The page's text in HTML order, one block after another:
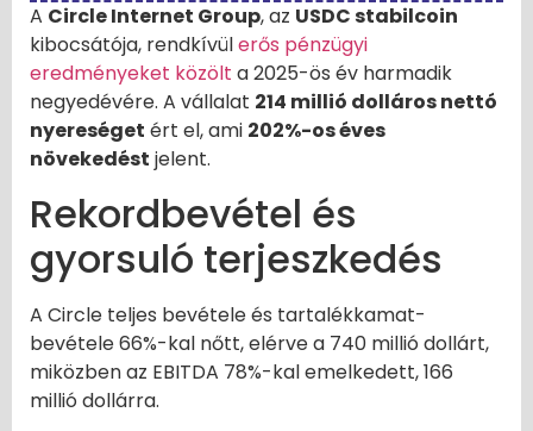
A Circle Internet Group, az USDC stabilcoin
kibocsátója, rendkívülerős pénzügyi
eredményeket közölt a 2025-ös év harmadik
negyedévére. A vállalat 214 millió dolláros nettó
nyereséget ért el, ami 202%-os éves
növekedést jelent.
Rekordbevétel és
gyorsuló terjeszkedés
A Circle teljes bevétele és tartalékkamat-
bevétele 66%-kal nőtt, elérve a 740 millió dollárt,
miközben az EBITDA 78%-kal emelkedett, 166
millió dollárra.